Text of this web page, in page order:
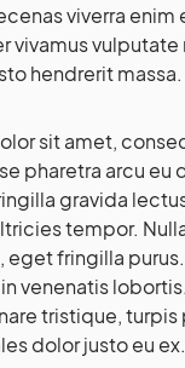
viverra enim
vivamus vulputate
hendrerit massa.
sit amet,
pharetra arcu eu
gravida
tempor.
fringilla
venenatis
tristique,
dolor justo eu ex.